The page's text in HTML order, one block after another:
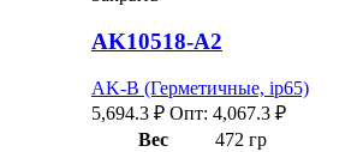
AK10518-A2
AK-B (Герметичные, ip65)
5,694.3 ₽ Опт: 4,067.3 ₽
Вес
472 гр